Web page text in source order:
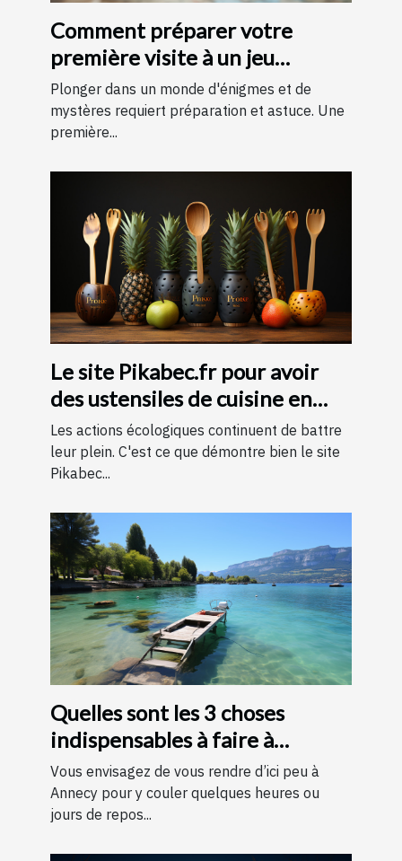
Comment préparer votre
première visite à un jeu
d'évasion : conseils et astuces
pour une expérience
mémorable
Plonger dans un monde d'énigmes et de
mystères requiert préparation et astuce. Une
première...
Le site Pikabec.fr pour avoir
des ustensiles de cuisine en
bois
Les actions écologiques continuent de battre
leur plein. C'est ce que démontre bien le site
Pikabec...
Quelles sont les 3 choses
indispensables à faire à
Annecy ?
Vous envisagez de vous rendre d’ici peu à
Annecy pour y couler quelques heures ou
jours de repos...